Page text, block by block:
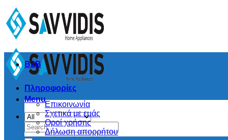
Menu
Search
for:
B2B
Πληροφορίες
Επικοινωνία
Σχετικά με εμάς
Οροί χρήσης
Δήλωση απορρήτου